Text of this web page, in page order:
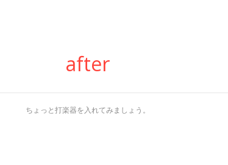
after
ちょっと打楽器を入れてみましょう。